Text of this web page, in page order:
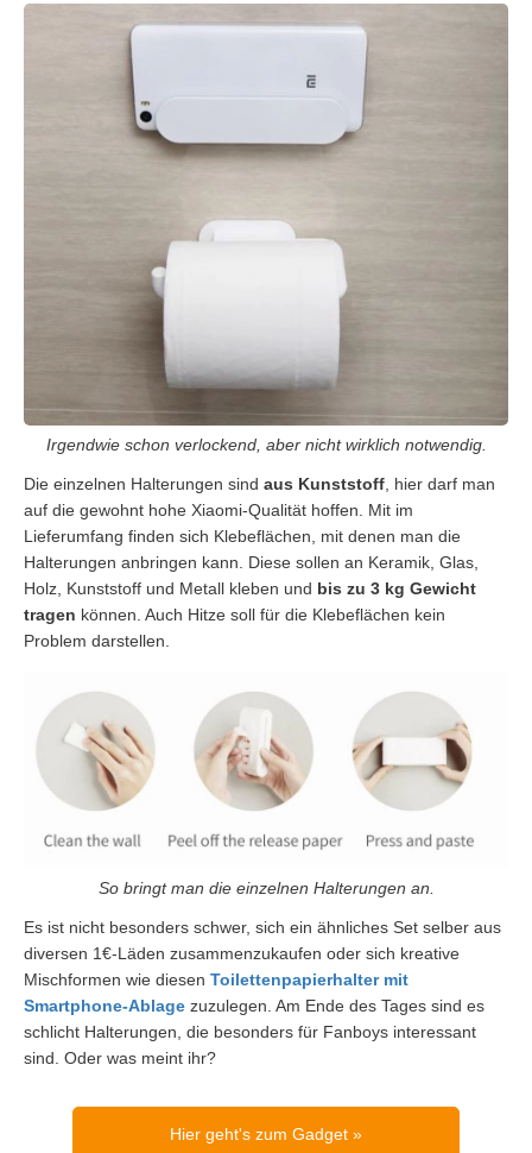
Irgendwie schon verlockend, aber nicht wirklich notwendig.
Die einzelnen Halterungen sind aus Kunststoff , hier darf man
auf die gewohnt hohe Xiaomi-Qualität hoffen. Mit im
Lieferumfang finden sich Klebeflächen, mit denen man die
Halterungen anbringen kann. Diese sollen an Keramik, Glas,
Holz, Kunststoff und Metall kleben und bis zu 3 kg Gewicht
tragen können. Auch Hitze soll für die Klebeflächen kein
Problem darstellen.
So bringt man die einzelnen Halterungen an.
Es ist nicht besonders schwer, sich ein ähnliches Set selber aus
diversen 1€-Läden zusammenzukaufen oder sich kreative
Mischformen wie diesen Toilettenpapierhalter mit
Smartphone-Ablage zuzulegen. Am Ende des Tages sind es
schlicht Halterungen, die besonders für Fanboys interessant
sind. Oder was meint ihr?
Hier geht's zum Gadget